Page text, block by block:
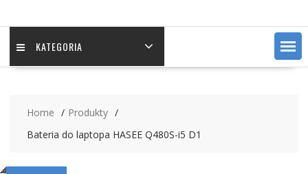
KATEGORIA
Home
Produkty
Bateria do laptopa HASEE Q480S-i5 D1